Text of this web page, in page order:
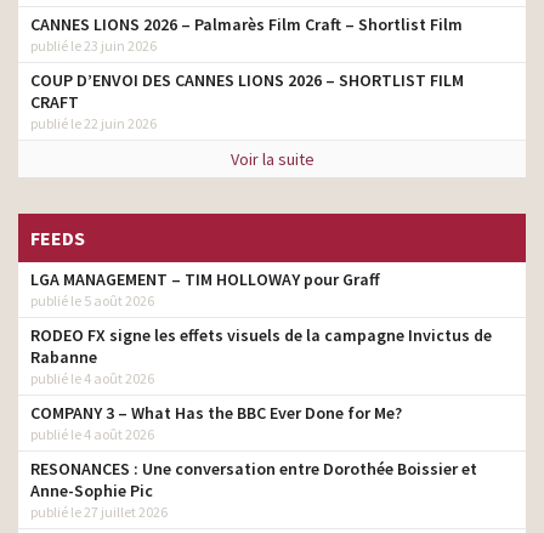
CANNES LIONS 2026 – Palmarès Film Craft – Shortlist Film
publié le 23 juin 2026
COUP D’ENVOI DES CANNES LIONS 2026 – SHORTLIST FILM
CRAFT
publié le 22 juin 2026
Voir la suite
FEEDS
LGA MANAGEMENT – TIM HOLLOWAY pour Graff
publié le 5 août 2026
RODEO FX signe les effets visuels de la campagne Invictus de
Rabanne
publié le 4 août 2026
COMPANY 3 – What Has the BBC Ever Done for Me?
publié le 4 août 2026
RESONANCES : Une conversation entre Dorothée Boissier et
Anne-Sophie Pic
publié le 27 juillet 2026